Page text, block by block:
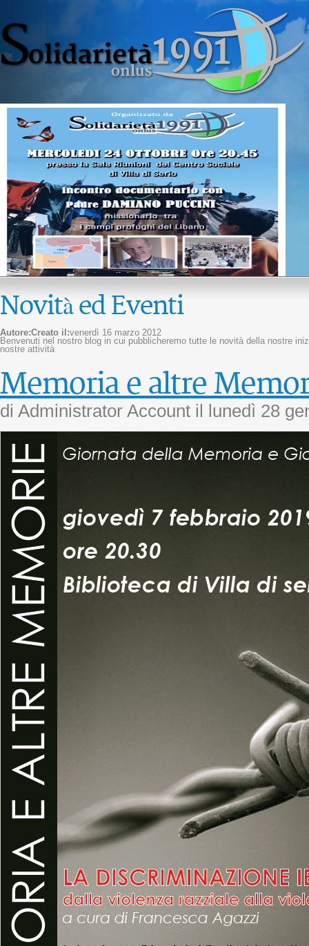
Novità ed Eventi
Autore:Creato il:venerdì 16 marzo 2012
Benvenuti nel nostro blog in cui pubblicheremo tutte le novità della nostre
nostre attività
Memoria e altre
di Administrator Account il lunedì 28